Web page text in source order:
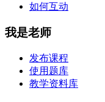
如何互动
我是老师
发布课程
使用题库
教学资料库